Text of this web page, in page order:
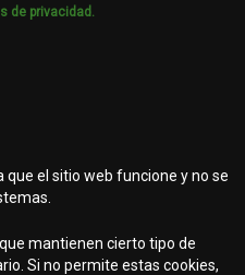
información publicada en el
están sujetas a
real de la máquina
los modelos están
de privacidad.
que el sitio web funcione y no se
mantienen cierto tipo de
Si no permite estas cookies,